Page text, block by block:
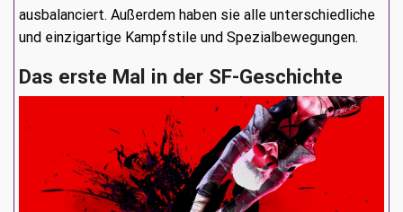
ausbalanciert. Außerdem haben sie alle unterschiedliche
und einzigartige Kampfstile und Spezialbewegungen.
Das erste Mal in der SF-Geschichte